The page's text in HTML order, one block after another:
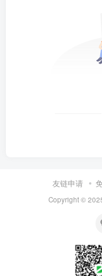
友链申请
Copyright ©